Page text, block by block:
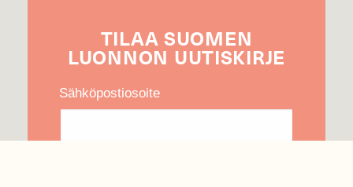
TILAA SUOMEN
LUONNON UUTIS­KIRJE
Sähköpostiosoite